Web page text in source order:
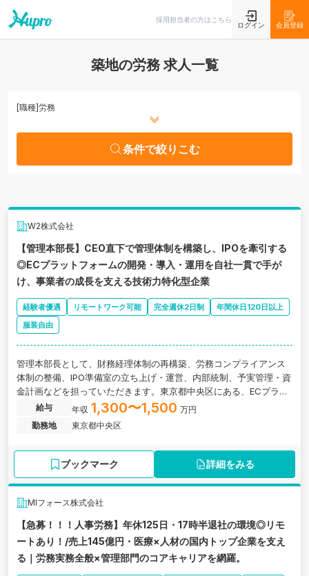
採用担当者の方はこちら
ログイン 会員登録
築地の労務 求人一覧
[職種]労務
条件で絞りこむ
W2株式会社
【管理本部長】CEO直下で管理体制を構築し、IPOを牽引する
◎ECプラットフォームの開発・導入・運用を自社一貫で手が
け、事業者の成長を支える技術力特化型企業
経験者優遇 リモートワーク可能 完全週休2日制
年間休日120日以上
服装自由
管理本部長として、財務経理体制の再構築、労務コンプライアンス
体制の整備、IPO準備室の立ち上げ・運営、内部統制、予実管理・資
金計画などを担っていただきます。東京都中央区にある、ECプラッ
トフォームの開発・導入・運用を自社一貫で手がけ、事業者の成長
を支える技術力特化型企業の求人です。
給与 年収 1,300〜1,500 万円
勤務地
東京都中央区
ブックマーク 詳細をみる
MIフォース株式会社
【急募！！！人事労務】年休125日・17時半退社の環境◎リモ
ートあり！/売上145億円・医療×人材の国内トップ企業を支え
る｜労務実務全般×管理部門のコアキャリアを網羅。